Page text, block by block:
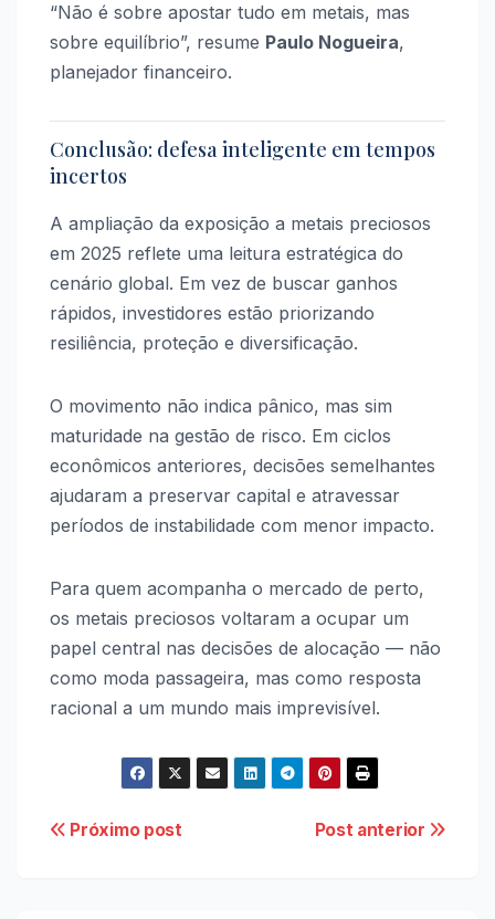
“Não é sobre apostar tudo em metais, mas
sobre equilíbrio”, resume Paulo Nogueira,
planejador financeiro.
Conclusão: defesa inteligente em tempos
incertos
A ampliação da exposição a metais preciosos
em 2025 reflete uma leitura estratégica do
cenário global. Em vez de buscar ganhos
rápidos, investidores estão priorizando
resiliência, proteção e diversificação.
O movimento não indica pânico, mas sim
maturidade na gestão de risco. Em ciclos
econômicos anteriores, decisões semelhantes
ajudaram a preservar capital e atravessar
períodos de instabilidade com menor impacto.
Para quem acompanha o mercado de perto,
os metais preciosos voltaram a ocupar um
papel central nas decisões de alocação — não
como moda passageira, mas como resposta
racional a um mundo mais imprevisível.
Navegação
Post anterior
Próximo post